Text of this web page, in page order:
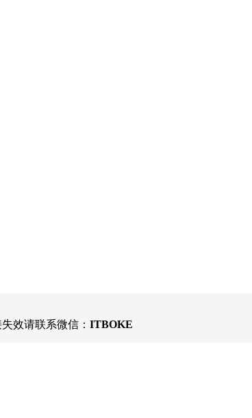
效请联系微信： ITBOKE